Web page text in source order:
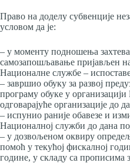
Право на доделу субвенције
условом да је:
– у моменту подношења захтева
самозапошљавање пријављен
Националне службе –
– завршио обуку за развој
програму обуке у
одговарајуће организације до
– испунио раније обавезе и
Националној служби до дана
– у дозвољеном оквиру
помоћ у текућој фискалној
године, у складу са прописима